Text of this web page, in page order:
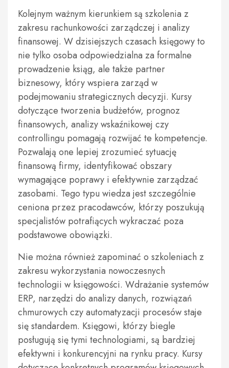
Kolejnym ważnym kierunkiem są szkolenia z
zakresu rachunkowości zarządczej i analizy
finansowej. W dzisiejszych czasach księgowy to
nie tylko osoba odpowiedzialna za formalne
prowadzenie ksiąg, ale także partner
biznesowy, który wspiera zarząd w
podejmowaniu strategicznych decyzji. Kursy
dotyczące tworzenia budżetów, prognoz
finansowych, analizy wskaźnikowej czy
controllingu pomagają rozwijać te kompetencje.
Pozwalają one lepiej zrozumieć sytuację
finansową firmy, identyfikować obszary
wymagające poprawy i efektywnie zarządzać
zasobami. Tego typu wiedza jest szczególnie
ceniona przez pracodawców, którzy poszukują
specjalistów potrafiących wykraczać poza
podstawowe obowiązki.
Nie można również zapominać o szkoleniach z
zakresu wykorzystania nowoczesnych
technologii w księgowości. Wdrażanie systemów
ERP, narzędzi do analizy danych, rozwiązań
chmurowych czy automatyzacji procesów staje
się standardem. Księgowi, którzy biegle
posługują się tymi technologiami, są bardziej
efektywni i konkurencyjni na rynku pracy. Kursy